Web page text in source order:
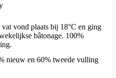
vond plaats bij 18°C ​​en ging
bâtonage. 100%
nieuw en 60% tweede vulling